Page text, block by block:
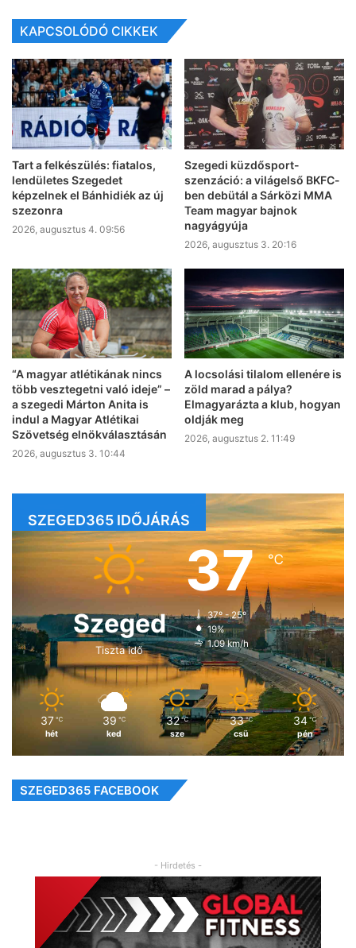
KAPCSOLÓDÓ CIKKEK
Tart a felkészülés: fiatalos,
lendületes Szegedet
képzelnek el Bánhidiék az új
szezonra
2026, augusztus 4. 09:56
Szegedi küzdősport-
szenzáció: a világelső BKFC-
ben debütál a Sárközi MMA
Team magyar bajnok
nagyágyúja
2026, augusztus 3. 20:16
“A magyar atlétikának nincs
több vesztegetni való ideje” –
a szegedi Márton Anita is
indul a Magyar Atlétikai
Szövetség elnökválasztásán
2026, augusztus 3. 10:44
A locsolási tilalom ellenére is
zöld marad a pálya?
Elmagyarázta a klub, hogyan
oldják meg
2026, augusztus 2. 11:49
SZEGED365 IDŐJÁRÁS
Szeged
Tiszta idő
37℃
37º - 25º
19%
1.09 km/h
37 ℃
hét
39 ℃
ked
32 ℃
sze
33 ℃
csü
34 ℃
pén
SZEGED365 FACEBOOK
- Hirdetés -